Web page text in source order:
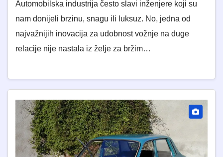
Automobilska industrija često slavi inženjere koji su
nam donijeli brzinu, snagu ili luksuz. No, jedna od
najvažnijih inovacija za udobnost vožnje na duge
relacije nije nastala iz želje za bržim…